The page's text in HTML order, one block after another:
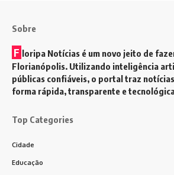
Sobre
F loripa Notícias é um novo jeito de
Florianópolis. Utilizando inteligência
públicas confiáveis, o portal traz
forma rápida, transparente e
Top Categories
Cidade
Educação